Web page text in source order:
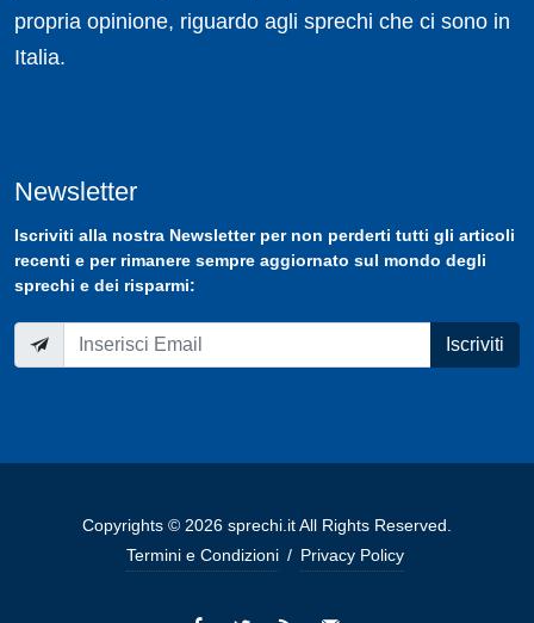
propria opinione, riguardo agli sprechi che ci sono in
Italia.
Newsletter
Iscriviti alla nostra Newsletterper non perderti tutti gli articoli
recenti e per rimanere sempre aggiornato sul mondo degli
sprechi e dei risparmi:
Iscriviti
Copyrights © 2026 sprechi.it All Rights Reserved.
Termini e Condizioni / Privacy Policy